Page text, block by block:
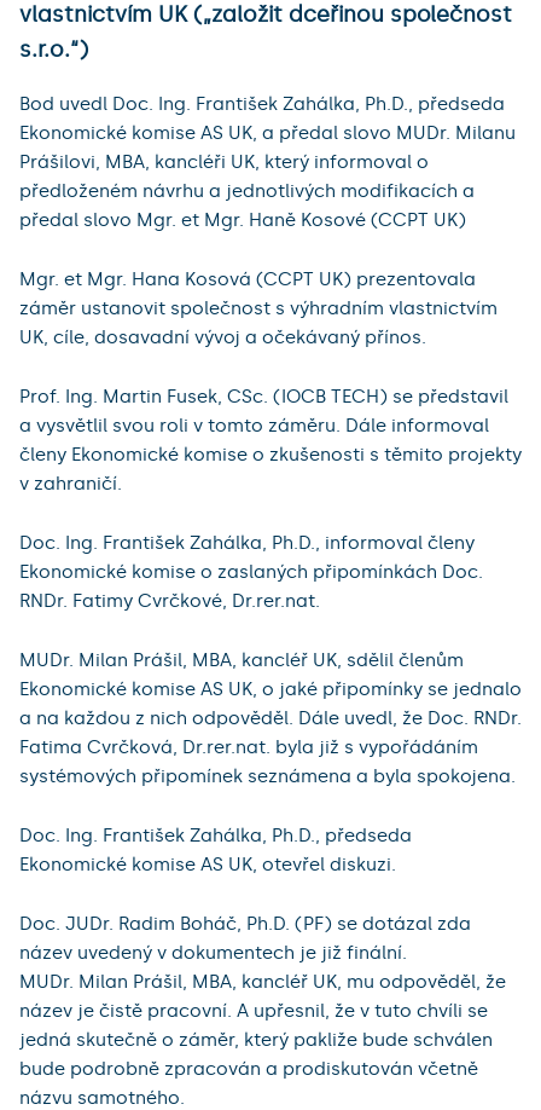
vlastnictvím UK („založit dceřinou společnost
s.r.o.“)
Bod uvedl Doc. Ing. František Zahálka, Ph.D., předseda
Ekonomické komise AS UK, a předal slovo MUDr. Milanu
Prášilovi, MBA, kancléři UK, který informoval o
předloženém návrhu a jednotlivých modifikacích a
předal slovo Mgr. et Mgr. Haně Kosové (CCPT UK)
Mgr. et Mgr. Hana Kosová (CCPT UK) prezentovala
záměr ustanovit společnost s výhradním vlastnictvím
UK, cíle, dosavadní vývoj a očekávaný přínos.
Prof. Ing. Martin Fusek, CSc. (IOCB TECH) se představil
a vysvětlil svou roli v tomto záměru. Dále informoval
členy Ekonomické komise o zkušenosti s těmito projekty
v zahraničí.
Doc. Ing. František Zahálka, Ph.D., informoval členy
Ekonomické komise o zaslaných připomínkách Doc.
RNDr. Fatimy Cvrčkové, Dr.rer.nat.
MUDr. Milan Prášil, MBA, kancléř UK, sdělil členům
Ekonomické komise AS UK, o jaké připomínky se jednalo
a na každou z nich odpověděl. Dále uvedl, že Doc. RNDr.
Fatima Cvrčková, Dr.rer.nat. byla již s vypořádáním
systémových připomínek seznámena a byla spokojena.
Doc. Ing. František Zahálka, Ph.D., předseda
Ekonomické komise AS UK, otevřel diskuzi.
Doc. JUDr. Radim Boháč, Ph.D. (PF) se dotázal zda
název uvedený v dokumentech je již finální.
MUDr. Milan Prášil, MBA, kancléř UK, mu odpověděl, že
název je čistě pracovní. A upřesnil, že v tuto chvíli se
jedná skutečně o záměr, který pakliže bude schválen
bude podrobně zpracován a prodiskutován včetně
názvu samotného.